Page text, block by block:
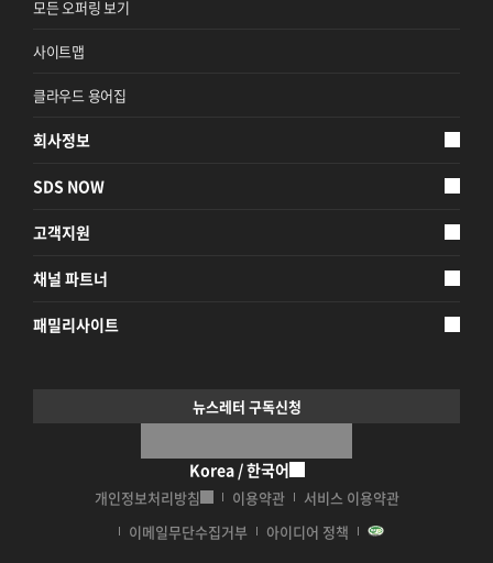
모든 오퍼링 보기
사이트맵
클라우드 용어집
회사정보
SDS NOW
고객지원
채널 파트너
패밀리사이트
뉴스레터 구독신청
Korea / 한국어
개인정보처리방침 이용약관
서비스 이용약관
이메일무단수집거부
아이디어 정책